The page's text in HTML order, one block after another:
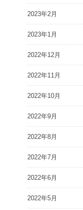
2023年2月
2023年1月
2022年12月
2022年11月
2022年10月
2022年9月
2022年8月
2022年7月
2022年6月
2022年5月